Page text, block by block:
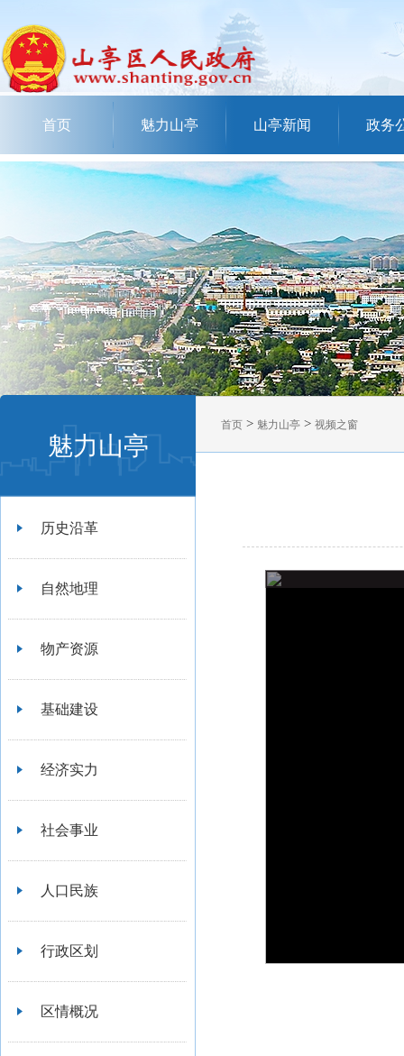
首页 魅力山亭 山亭新闻 政务
魅力山亭
历史沿革
自然地理
物产资源
基础建设
经济实力
社会事业
人口民族
行政区划
区情概况
首页 > 魅力山亭 > 视频之窗